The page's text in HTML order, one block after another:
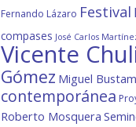
Fernando Lázaro Festival
compases José Carlos
Vicente
Gómez Miguel
contemporánea
Roberto Mosquera